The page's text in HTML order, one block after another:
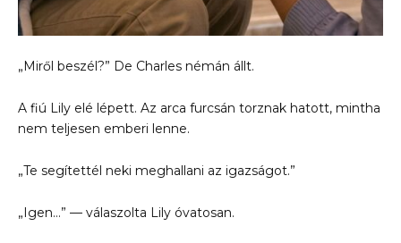
„Miről beszél?” De Charles némán állt.
A fiú Lily elé lépett. Az arca furcsán torznak hatott, mintha
nem teljesen emberi lenne.
„Te segítettél neki meghallani az igazságot.”
„Igen…” — válaszolta Lily óvatosan.